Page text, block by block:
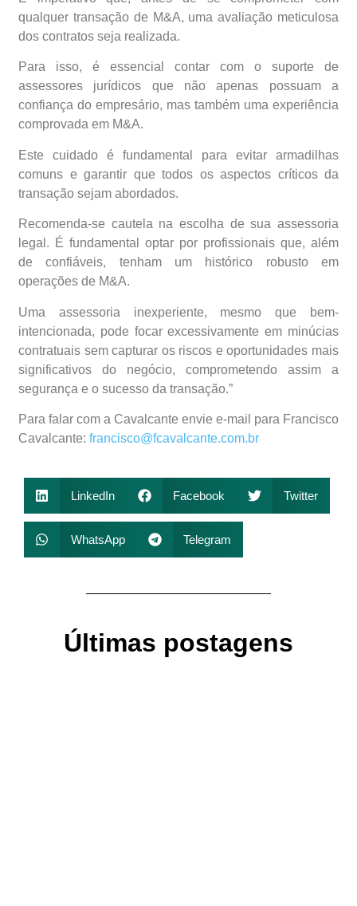
qualquer transação de M&A, uma avaliação meticulosa
dos contratos seja realizada.
Para isso, é essencial contar com o suporte de
assessores jurídicos que não apenas possuam a
confiança do empresário, mas também uma experiência
comprovada em M&A.
Este cuidado é fundamental para evitar armadilhas
comuns e garantir que todos os aspectos críticos da
transação sejam abordados.
Recomenda-se cautela na escolha de sua assessoria
legal. É fundamental optar por profissionais que, além
de confiáveis, tenham um histórico robusto em
operações de M&A.
Uma assessoria inexperiente, mesmo que bem-
intencionada, pode focar excessivamente em minúcias
contratuais sem capturar os riscos e oportunidades mais
significativos do negócio, comprometendo assim a
segurança e o sucesso da transação.”
Para falar com a Cavalcante envie e-mail para Francisco
Cavalcante: francisco@fcavalcante.com.br
LinkedIn Facebook Twitter
WhatsApp Telegram
Últimas postagens